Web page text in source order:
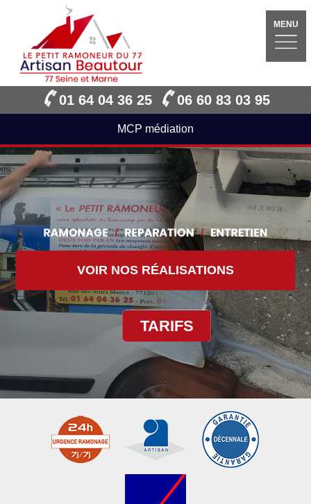
MENU
01 64 04 36 25 06 60 83 03 95
MCP médiation
VOIR NOS RÉALISATIONS
TARIFS